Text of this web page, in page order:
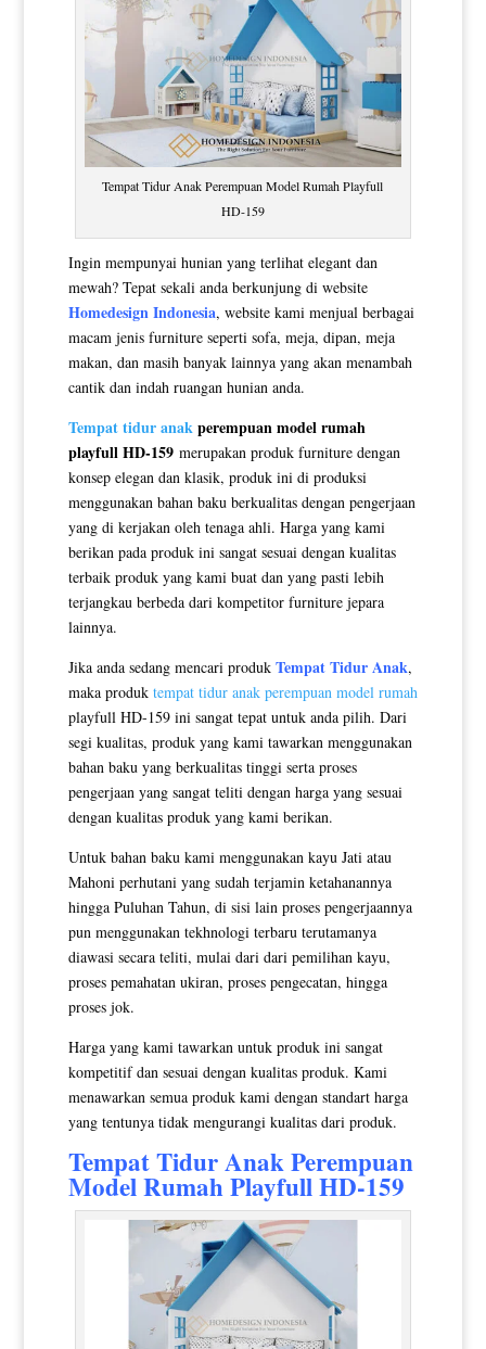
Tempat Tidur Anak Perempuan Model Rumah Playfull
HD-159
Ingin mempunyai hunian yang terlihat elegant dan
mewah? Tepat sekali anda berkunjung di website
Homedesign Indonesia, website kami menjual berbagai
macam jenis furniture seperti sofa, meja, dipan, meja
makan, dan masih banyak lainnya yang akan menambah
cantik dan indah ruangan hunian anda.
Tempat tidur anakperempuan model rumah
playfull HD-159merupakan produk furniture dengan
konsep elegan dan klasik, produk ini di produksi
menggunakan bahan baku berkualitas dengan pengerjaan
yang di kerjakan oleh tenaga ahli. Harga yang kami
berikan pada produk ini sangat sesuai dengan kualitas
terbaik produk yang kami buat dan yang pasti lebih
terjangkau berbeda dari kompetitor furniture jepara
lainnya.
Jika anda sedang mencari produk Tempat Tidur Anak,
maka produk tempat tidur anak perempuan model rumah
playfull HD-159 ini sangat tepat untuk anda pilih. Dari
segi kualitas, produk yang kami tawarkan menggunakan
bahan baku yang berkualitas tinggi serta proses
pengerjaan yang sangat teliti dengan harga yang sesuai
dengan kualitas produk yang kami berikan.
Untuk bahan baku kami menggunakan kayu Jati atau
Mahoni perhutani yang sudah terjamin ketahanannya
hingga Puluhan Tahun, di sisi lain proses pengerjaannya
pun menggunakan tekhnologi terbaru terutamanya
diawasi secara teliti, mulai dari dari pemilihan kayu,
proses pemahatan ukiran, proses pengecatan, hingga
proses jok.
Harga yang kami tawarkan untuk produk ini sangat
kompetitif dan sesuai dengan kualitas produk. Kami
menawarkan semua produk kami dengan standart harga
yang tentunya tidak mengurangi kualitas dari produk.
Tempat Tidur AnakPerempuan
Model Rumah Playfull HD-159